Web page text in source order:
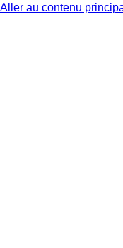
Aller au contenu